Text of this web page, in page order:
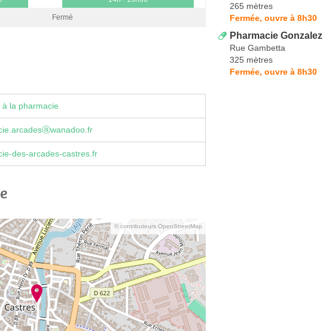
Fermé
la pharmacie
des-arcades-castres.fr
© contributeurs OpenStreetMap
265 mètres
Fermée, ouvre à 8h30
Pharmacie Gonzalez
Rue Gambetta
325 mètres
Fermée, ouvre à 8h30